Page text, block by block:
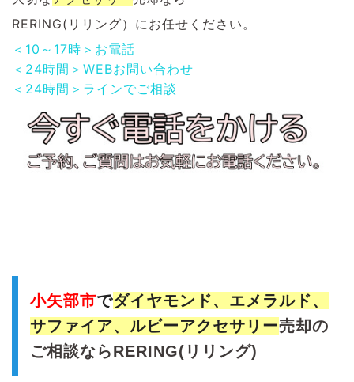
RERING(リリング）にお任せください。
＜10～17時＞お電話
＜24時間＞WEBお問い合わせ
＜24時間＞ラインでご相談
小矢部市でダイヤモンド、エメラルド、
サファイア、ルビーアクセサリー売却の
ご相談ならRERING(リリング)